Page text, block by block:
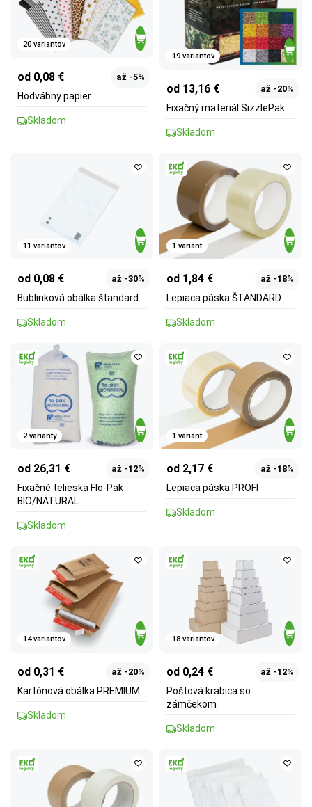
20 variantov
od 0,08 € až -5%
Hodvábny papier
Skladom
19 variantov
od 13,16 € až -20%
Fixačný materiál SizzlePak
Skladom
11 variantov
od 0,08 € až -30%
Bublinková obálka štandard
Skladom
1 variant
od 1,84 € až -18%
Lepiaca páska ŠTANDARD
Skladom
2 varianty
od 26,31 € až -12%
Fixačné telieska Flo-Pak
BIO/NATURAL
Skladom
1 variant
od 2,17 € až -18%
Lepiaca páska PROFI
Skladom
14 variantov
od 0,31 € až -20%
Kartónová obálka PREMIUM
Skladom
18 variantov
od 0,24 € až -12%
Poštová krabica so
zámčekom
Skladom